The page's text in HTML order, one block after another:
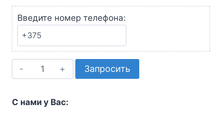
Введите номер телефона:
Количество
товара
кабелей
Запросить
С нами у Вас: